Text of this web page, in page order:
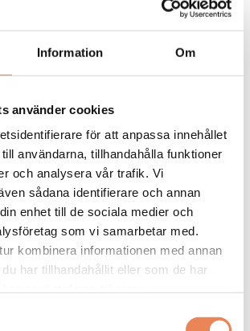
Information Om
använder cookies
för att anpassa innehållet
användarna, tillhandahålla funktioner
och analysera vår trafik. Vi
sådana identifierare och annan
enhet till de sociala medier och
som vi samarbetar med.
kombinera informationen med annan
har tillhandahållit eller som de har
20-årsåldern hotellet Åtorps Herrgård i
följt av tolv år på
Selection, de sista fem åren som
jobbar mycket, så när jag är ledig
med familjen. Jag tycker om mat och
och äta.”
2026
roligt och rätt att